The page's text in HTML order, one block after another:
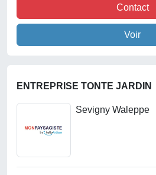
Contact
Voir
ENTREPRISE TONTE JARDIN
Sevigny Waleppe